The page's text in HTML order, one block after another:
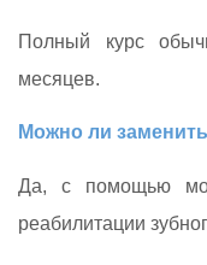
Полный курс
месяцев.
Можно ли
Да, с помощью
реабилитации